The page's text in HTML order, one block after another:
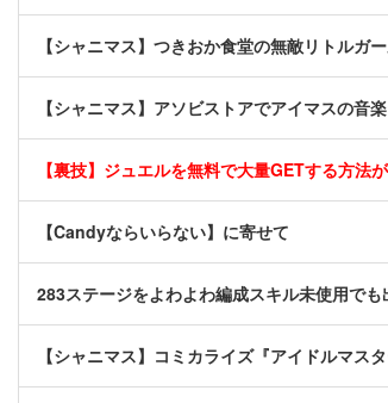
【シャニマス】つきおか食堂の無敵リトルガ
【シャニマス】アソビストアでアイマスの音
【裏技】ジュエルを無料で大量GETする方法
【Candyならいらない】に寄せて
283ステージをよわよわ編成スキル未使用で
【シャニマス】コミカライズ『アイドルマス